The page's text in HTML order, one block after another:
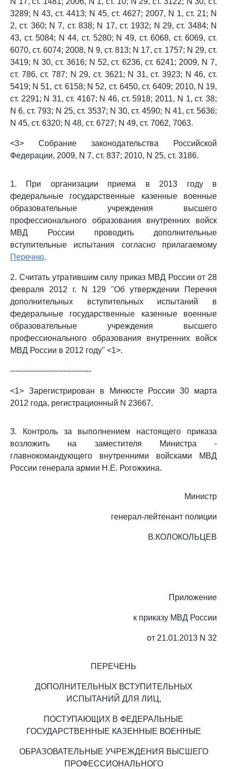
3289; N 43, ст. 4413; N 45, ст. 4627; 2007, N 1, ст. 21; N
2, ст. 360; N 7, ст. 838; N 17, ст. 1932; N 29, ст. 3484; N
43, ст. 5084; N 44, ст. 5280; N 49, ст. 6068, ст. 6069, ст.
6070, ст. 6074; 2008, N 9, ст. 813; N 17, ст. 1757; N 29, ст.
3419; N 30, ст. 3616; N 52, ст. 6236, ст. 6241; 2009, N 7,
ст. 786, ст. 787; N 29, ст. 3621; N 31, ст. 3923; N 46, ст.
5419; N 51, ст. 6158; N 52, ст. 6450, ст. 6409; 2010, N 19,
ст. 2291; N 31, ст. 4167; N 46, ст. 5918; 2011, N 1, ст. 38;
N 6, ст. 793; N 25, ст. 3537; N 30, ст. 4590; N 41, ст. 5636;
N 45, ст. 6320; N 48, ст. 6727; N 49, ст. 7062, 7063.
<3> Собрание законодательства Российской
Федерации, 2009, N 7, ст. 837; 2010, N 25, ст. 3186.
1. При организации приема в 2013 году в
федеральные государственные казенные военные
образовательные учреждения высшего
профессионального образования внутренних войск
МВД России проводить дополнительные
вступительные испытания согласно прилагаемому
Перечню.
2. Считать утратившим силу приказ МВД России от 28
февраля 2012 г. N 129 "Об утверждении Перечня
дополнительных вступительных испытаний в
федеральные государственные казенные военные
образовательные учреждения высшего
профессионального образования внутренних войск
МВД России в 2012 году" <1>.
--------------------------------
<1> Зарегистрирован в Минюсте России 30 марта
2012 года, регистрационный N 23667.
3. Контроль за выполнением настоящего приказа
возложить на заместителя Министра -
главнокомандующего внутренними войсками МВД
России генерала армии Н.Е. Рогожкина.
Министр
генерал-лейтенант полиции
В.КОЛОКОЛЬЦЕВ
Приложение
к приказу МВД России
от 21.01.2013 N 32
ПЕРЕЧЕНЬ
ДОПОЛНИТЕЛЬНЫХ ВСТУПИТЕЛЬНЫХ
ИСПЫТАНИЙ ДЛЯ ЛИЦ,
ПОСТУПАЮЩИХ В ФЕДЕРАЛЬНЫЕ
ГОСУДАРСТВЕННЫЕ КАЗЕННЫЕ ВОЕННЫЕ
ОБРАЗОВАТЕЛЬНЫЕ УЧРЕЖДЕНИЯ ВЫСШЕГО
ПРОФЕССИОНАЛЬНОГО